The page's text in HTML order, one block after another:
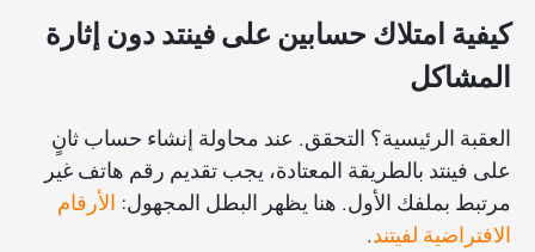
كيفية امتلاك حسابين على فينتد دون إثارة
المشاكل
العقبة الرئيسية؟ التحقق. عند محاولة إنشاء حساب ثانٍ
على فينتد بالطريقة المعتادة، يجب تقديم رقم هاتف غير
مرتبط بملفك الأول. هنا يظهر البطل المجهول: الأرقام
الافتراضية لفيتند.